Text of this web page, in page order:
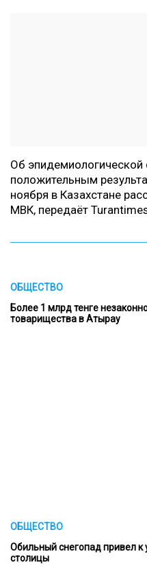
Об эпидемиологической
положительным
ноября в Казахстане
МВК, передаёт
ОБЩЕСТВО
Более 1 млрд тенге
товарищества в Атырау
ОБЩЕСТВО
Обильный снегопад привел
столицы